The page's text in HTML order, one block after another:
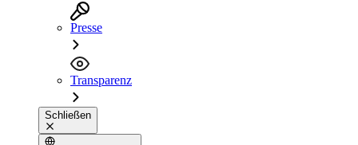
Presse
Transparenz
Schließen